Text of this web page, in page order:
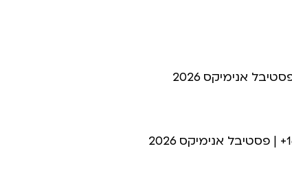
אנימיקס 2026